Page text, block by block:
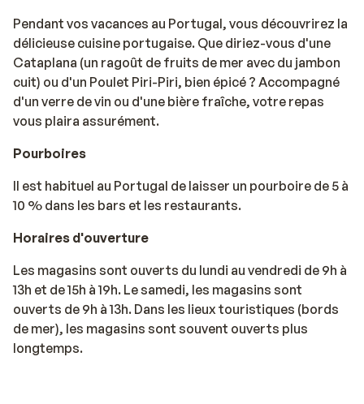
Pendant vos vacances au Portugal, vous découvrirez la
délicieuse cuisine portugaise. Que diriez-vous d'une
Cataplana (un ragoût de fruits de mer avec du jambon
cuit) ou d'un Poulet Piri-Piri, bien épicé ? Accompagné
d'un verre de vin ou d'une bière fraîche, votre repas
vous plaira assurément.
Pourboires
Il est habituel au Portugal de laisser un pourboire de 5 à
10 % dans les bars et les restaurants.
Horaires d'ouverture
Les magasins sont ouverts du lundi au vendredi de 9h à
13h et de 15h à 19h. Le samedi, les magasins sont
ouverts de 9h à 13h. Dans les lieux touristiques (bords
de mer), les magasins sont souvent ouverts plus
longtemps.